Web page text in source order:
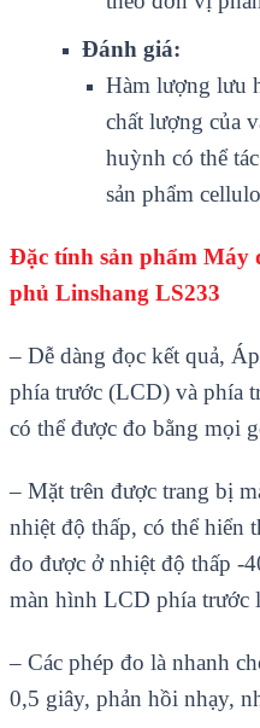
Đánh giá:
Hàm lượng lưu
chất lượng của
huỳnh có thể
sản phẩm
Đặc tính sản phẩm Máy
phủ Linshang LS233
– Dễ dàng đọc kết quả,
phía trước (LCD) và phía
có thể được đo bằng mọi g
– Mặt trên được trang bị m
nhiệt độ thấp, có thể hiển
đo được ở nhiệt độ thấp -
màn hình LCD phía trước l
– Các phép đo là nhanh
0,5 giây, phản hồi nhạy,